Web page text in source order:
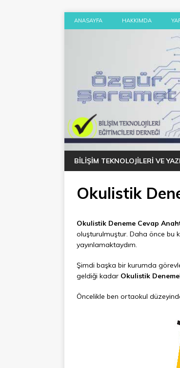
ANASAYFA HAKKIMDA
BILIŞIM TEKNOLOJILERI VE
Okulistik
Okulistik Deneme Cevap
oluşturulmuştur. Daha önce bu
yayınlamaktaydım.
Şimdi başka bir kurumda
geldiği kadar Okulistik
Öncelikle ben ortaokul